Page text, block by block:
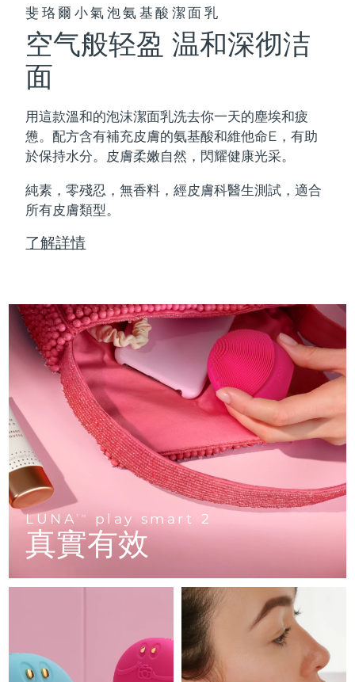
斐珞爾小氣泡氨基酸潔面乳
空气般轻盈 温和深彻洁
面
用這款溫和的泡沫潔面乳洗去你一天的塵埃和疲
憊。配方含有補充皮膚的氨基酸和維他命E，有助
於保持水分。皮膚柔嫩自然，閃耀健康光采。
純素，零殘忍，無香料，經皮膚科醫生測試，適合
所有皮膚類型。
了解詳情
LUNATM play smart 2
真實有效
LUNA™ 設備
All facial cleansing devices
UFO™ 設備
ISSA™ 設備
FAQ™ P1 Primer
Manuka honey primer
FAQ™護膚品
All FAQ™ skincare
FAQ™產品
All anti-aging treatments
FAQ™ 221
Anti-aging LED hand mask
FAQ™護膚品
All FAQ™ skincare
FAQ™產品
All LED treatments
FAQ™護膚品
FAQ™產品
All hair treatments
FAQ™ Red Light Serum
FAQ™ skincare
All FAQ™ skincare
FAQ™ products
專業治療
PEACH™ 2 Pro Max
Professional IPL hair removal device
PEACH™ 2
Travel-friendly IPL hair removal
PEACH™ Cooling Prep Gel
Cooling IPL hair removal gel
BEAR™ 2 body
Microcurrent body toning
LUNA™ 4 body
Firming body serum
痘肌護理
ESPADA™ 2
Acne treatment device
ESPADA™ Blemish Solution
Concentrated acne gel
ESPADA™ 設備
All acne treatment devices
眼部護理
IRIS™ 2
Rejuvenating eye massager
眼部護膚
Advanced eye care treatment
眼部護理設備
All revitalizing eye massagers
KIWI™ derma
Diamond microdermabrasion .
KIWI™
Blackhead remover
KIWI™ 皮肤护理
Advanced pore care essentials
LUNA™ 4 hair
2-in-1 LED scalp massager
FLIP™ play advanced
LED light hairbrush
LUNA™ Dual-Peptide Scalp
For healthy hair
牙齒美白
NEW
issa™ Teeth Whitening Set
Dual LED + sonic device & 18% PAP gel
issa™ Teeth Whitening Gel
18% PAP
更多的
護膚品 男士
愛沙尼亞 預計送達日期
芬蘭 預計送達日期09/08/2026
法屬玻里尼西亞 預計送達日期13/08/2026
直布羅陀
希臘
匈牙利 預計送達日期 09/08/2026
冰島 預計送達日期10/08/2026
預計送達日期 07/08/2026
愛爾蘭 預計送達日期 09/08/2026
曼島
以色列 預計送達日期13/08/2026
義大利
日本 預計送達日期12/08/2026
預計送達日期 14/08/2026
哈薩克 預計送達日期 11/08/2026